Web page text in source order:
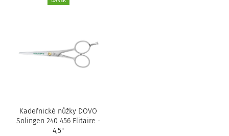
Kadeřnické nůžky DOVO
Solingen 240 456 Elitaire -
4,5"